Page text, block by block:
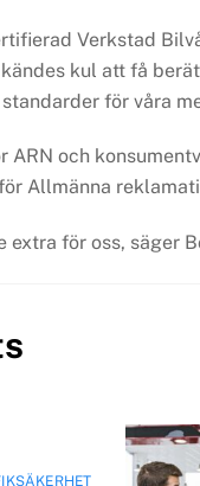
Verkstad
kul att få
för våra
ARN och
Allmänna
extra för oss, säger